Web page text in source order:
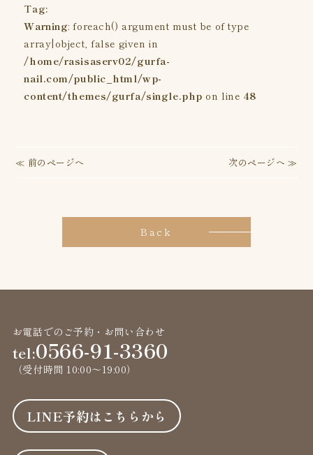
Tag:
Warning: foreach() argument must be of type
array|object, false given in
/home/rasisaserv02/gurfa-
nail.com/public_html/wp-
content/themes/gurfa/single.php on line 48
ー
ョ
ン
≪ 前のページへ 次のページへ ≫
Back
お電話でのご予約・お問い合わせ
tel:0566-91-3360
（受付時間 10:00〜19:00）
LINE予約はこちらから